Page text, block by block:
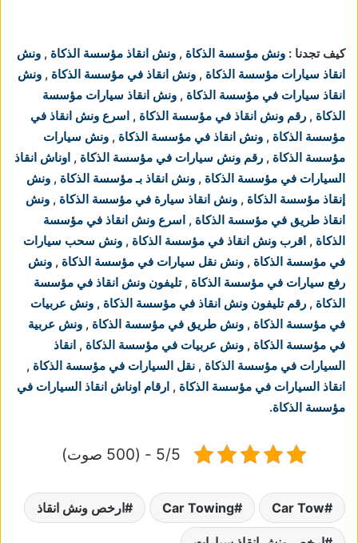
كيف تجدنا : ونش مؤسسة الذكاة , ونش انقاذ مؤسسة الذكاة , ونش
انقاذ سيارات مؤسسة الذكاة , ونش انقاذ في مؤسسة الذكاة , ونش
انقاذ سيارات في مؤسسة الذكاة , ونش انقاذ سيارات مؤسسة
الذكاة , رقم ونش انقاذ في مؤسسة الذكاة , اسرع ونش انقاذ في
مؤسسة الذكاة , ونش انقاذ في مؤسسة الذكاة , ونش سيارات
مؤسسة الذكاة , رقم ونش سيارات في مؤسسة الذكاة , اوناش انقاذ
السيارات في مؤسسة الذكاة , ونش انقاذ بـ مؤسسة الذكاة , ونش
إنقاذ مؤسسة الذكاة , ونش انقاذ سيارة في مؤسسة الذكاة , ونش
انقاذ طريق في مؤسسة الذكاة , اسرع ونش انقاذ في مؤسسة
الذكاة , اقرب ونش انقاذ في مؤسسة الذكاة , ونش سحب سيارات
في مؤسسة الذكاة , ونش نقل سيارات في مؤسسة الذكاة , ونش
رفع سيارات في مؤسسة الذكاة ,تليفون ونش انقاذ في مؤسسة
الذكاة , رقم تليفون ونش انقاذ في مؤسسة الذكاة , ونش عربيات
في مؤسسة الذكاة , ونش طريق في مؤسسة الذكاة , ونش عربية
في مؤسسة الذكاة , ونش عربيات في مؤسسة الذكاة , انقاذ
السيارات في مؤسسة الذكاة , نقل السيارات في مؤسسة الذكاة ,
انقاذ السيارات في مؤسسة الذكاة , ارقام اوناش انقاذ السيارات في
مؤسسة الذكاة.
5/5 - (500 صوت)
Car Tow
Car Towing ارخص ونش انقاذ